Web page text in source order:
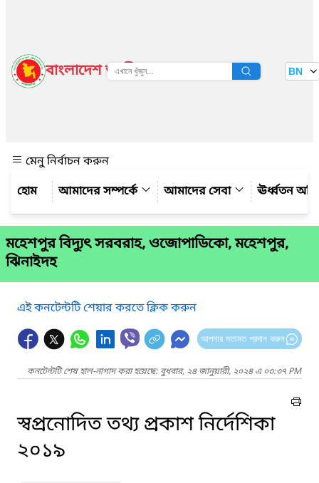
বাংলাদেশ জাতীয় তথ্য বাতায়ন BN
মেনু নির্বাচন করুন
আমাদের সম্পর্কে
আমাদের সেবা ঊর্ধ্বতন
মহেশপুর বিদ্যুৎ সরবরাহ, ওজোপাডিকো, মহেশপুর,
ঝিনাইদহ
এই কনটেন্টটি শেয়ার করতে ক্লিক করুন
আপনার মতামত প্রদান করুন
কনটেন্টটি শেষ হাল-নাগাদ করা হয়েছে: বুধবার, ২৪ জানুয়ারী, ২০২৪ এ ০৩:৩৭ PM
স্বপ্রনোদিত তথ্য প্রকাশ নির্দেশিকা
২০১৯